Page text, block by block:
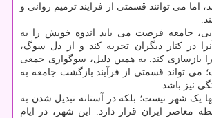
اما می توانند قسمتی از فرایند ترمیم روانی و
جامعه فرصت می یابد اندوه خویش را به
در کنار دیگران تجربه کند و از دل سوگ،
بازسازی کند. به همین دلیل، سوگواری جمعی
می تواند قسمتی از فرآیند بازگشت جامعه به
نیز باشد.
یک شهر نیست؛ بلکه در آستانه تبدیل شدن به
معاصر ایران قرار دارد. این شهر، در ایام